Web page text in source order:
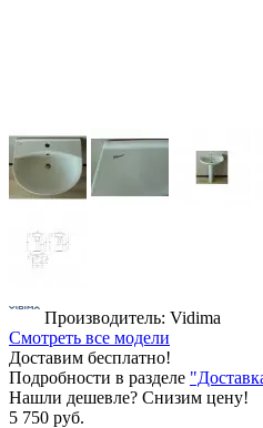
Производитель: Vidima
Смотреть все модели
Доставим бесплатно!
Подробности в разделе
Нашли дешевле? Снизим цену!
5 750 руб.